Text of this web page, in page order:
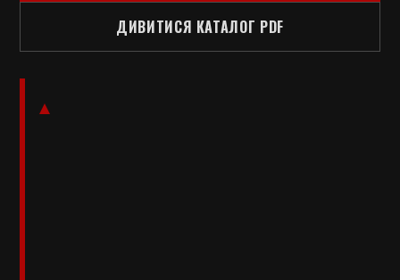
ДИВИТИСЯ КАТАЛОГ PDF